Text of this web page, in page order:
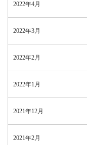
2022年4月
2022年3月
2022年2月
2022年1月
2021年12月
2021年2月